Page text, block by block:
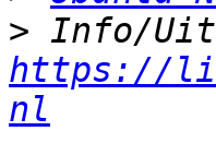
>
https://
nl